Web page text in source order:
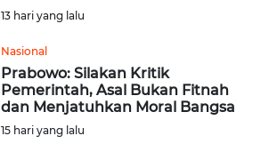
13 hari yang lalu
Nasional
Prabowo: Silakan Kritik
Pemerintah, Asal Bukan Fitnah
dan Menjatuhkan Moral Bangsa
15 hari yang lalu